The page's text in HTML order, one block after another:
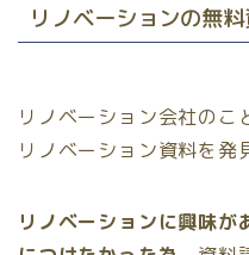
リノベーションの無
リノベーション会社のこ
リノベーション資料を発
リノベーションに興味が